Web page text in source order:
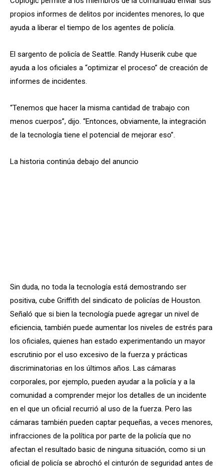
propios informes de delitos por incidentes menores, lo que
ayuda a liberar el tiempo de los agentes de policía.
El sargento de policía de Seattle. Randy Huserik cube que
ayuda a los oficiales a “optimizar el proceso” de creación de
informes de incidentes.
“Tenemos que hacer la misma cantidad de trabajo con
menos cuerpos”, dijo. “Entonces, obviamente, la integración
de la tecnología tiene el potencial de mejorar eso”.
La historia continúa debajo del anuncio
Sin duda, no toda la tecnología está demostrando ser
positiva, cube Griffith del sindicato de policías de Houston.
Señaló que si bien la tecnología puede agregar un nivel de
eficiencia, también puede aumentar los niveles de estrés para
los oficiales, quienes han estado experimentando un mayor
escrutinio por el uso excesivo de la fuerza y ​​​​prácticas
discriminatorias en los últimos años. Las cámaras
corporales, por ejemplo, pueden ayudar a la policía y a la
comunidad a comprender mejor los detalles de un incidente
en el que un oficial recurrió al uso de la fuerza. Pero las
cámaras también pueden captar pequeñas, a veces menores,
infracciones de la política por parte de la policía que no
afectan el resultado basic de ninguna situación, como si un
oficial de policía se abrochó el cinturón de seguridad antes de